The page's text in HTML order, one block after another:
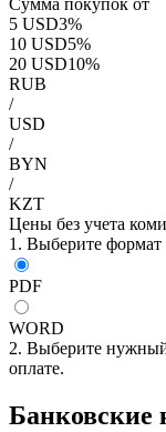
5 USD3%
10 USD5%
20 USD10%
RUB
/
USD
/
BYN
/
KZT
Цены без учета
1. Выберите
PDF
WORD
2. Выберите
оплате.
Банковские